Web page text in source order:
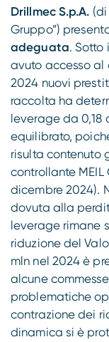
Drillmec S.p.A.
Gruppo”)
adeguata. Sotto
avuto accesso al
2024 nuovi
raccolta ha
leverage da 0,18
equilibrato,
risulta contenuto
controllante
dicembre 2024).
dovuta alla
leverage rimane
riduzione del
mln nel 2024 è
alcune
problematiche
contrazione dei
dinamica si è